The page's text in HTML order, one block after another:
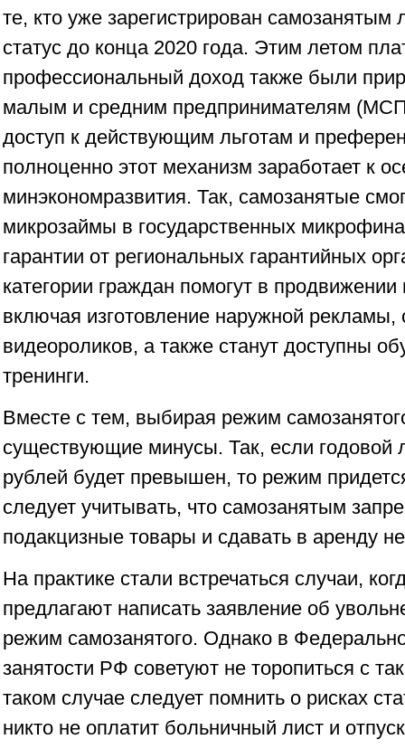
те, кто уже зарегистрирован
статус до конца 2020 года. Этим летом
профессиональный доход также были
малым и средним предпринимателям
доступ к действующим льготам и
полноценно этот механизм заработает к
минэкономразвития. Так, самозанятые
микрозаймы в государственных
гарантии от региональных гарантийных
категории граждан помогут в продвижении
включая изготовление наружной рекламы,
видеороликов, а также станут доступны
тренинги.
Вместе с тем, выбирая режим
существующие минусы. Так, если годовой
рублей будет превышен, то режим
следует учитывать, что самозанятым
подакцизные товары и сдавать в аренду
На практике стали встречаться случаи,
предлагают написать заявление об
режим самозанятого. Однако в
занятости РФ советуют не торопиться с
таком случае следует помнить о рисках
никто не оплатит больничный лист и